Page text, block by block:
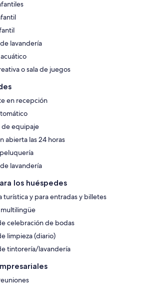
lavandería
o sala de juegos
en recepción
de equipaje
abierta las 24 horas
lavandería
los huéspedes
turística y para entradas y billetes
celebración de bodas
limpieza (diario)
tintorería/lavandería